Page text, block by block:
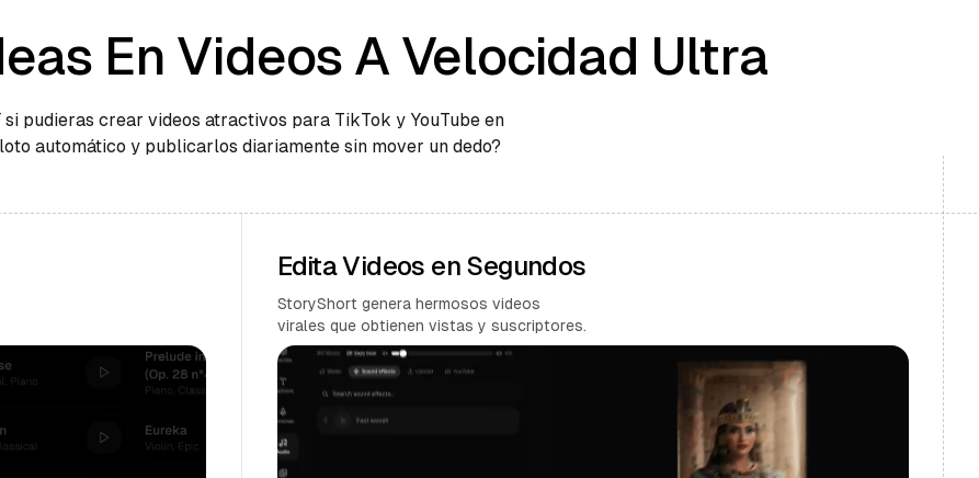
En Videos A Velocidad Ultra
si pudieras crear videos atractivos para TikTok y YouTube en
automático y publicarlos diariamente sin mover un dedo?
Edita Videos en Segundos
StoryShort genera hermosos videos
virales que obtienen vistas y suscriptores.